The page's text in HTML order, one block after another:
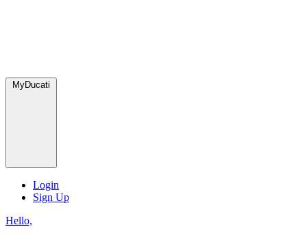
MyDucati
Login
Sign Up
Hello,